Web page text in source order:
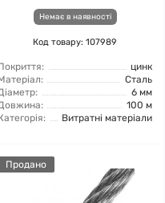
Немає в наявності
Код товару: 107989
цинк
Сталь
6 мм
100 м
Витратні матеріали
Продано